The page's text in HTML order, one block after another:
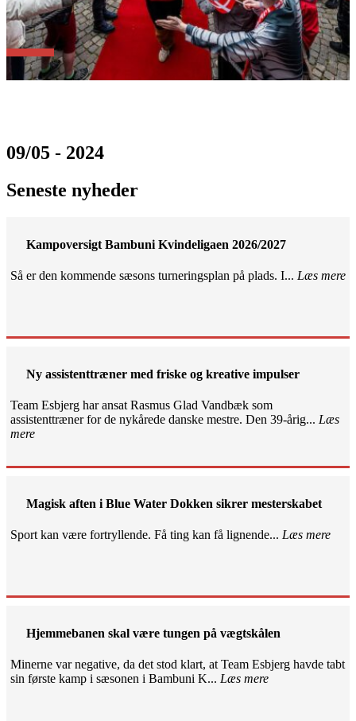
09/05 - 2024
Seneste nyheder
Kampoversigt Bambuni Kvindeligaen 2026/2027
Så er den kommende sæsons turneringsplan på plads. I... Læs mere
Ny assistenttræner med friske og kreative impulser
Team Esbjerg har ansat Rasmus Glad Vandbæk som
assistenttræner for de nykårede danske mestre. Den 39-årig... Læs
mere
Magisk aften i Blue Water Dokken sikrer mesterskabet
Sport kan være fortryllende. Få ting kan få lignende... Læs mere
Hjemmebanen skal være tungen på vægtskålen
Minerne var negative, da det stod klart, at Team Esbjerg havde tabt
sin første kamp i sæsonen i Bambuni K... Læs mere